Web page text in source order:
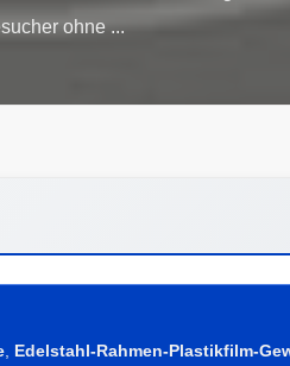
Edelstahl-Rahmen-Plastikfilm-